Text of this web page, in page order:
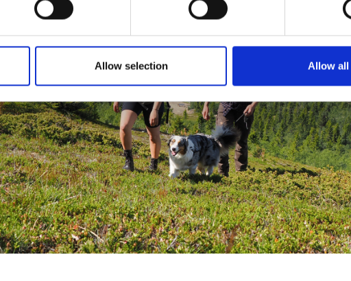
Allow selection Allow all